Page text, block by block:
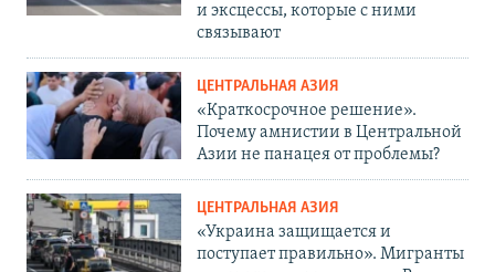
и эксцессы, которые с ними
связывают
ЦЕНТРАЛЬНАЯ АЗИЯ
«Краткосрочное решение».
Почему амнистии в Центральной
Азии не панацея от проблемы?
ЦЕНТРАЛЬНАЯ АЗИЯ
«Украина защищается и
поступает правильно». Мигранты